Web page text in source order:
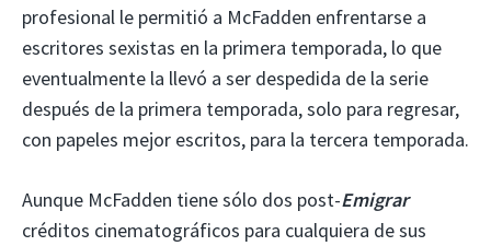
profesional le permitió a McFadden enfrentarse a
escritores sexistas en la primera temporada, lo que
eventualmente la llevó a ser despedida de la serie
después de la primera temporada, solo para regresar,
con papeles mejor escritos, para la tercera temporada.
Aunque McFadden tiene sólo dos post-Emigrar
créditos cinematográficos para cualquiera de sus